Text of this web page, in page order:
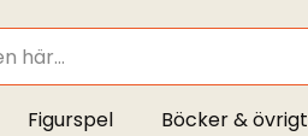
Figurspel Böcker & övrigt